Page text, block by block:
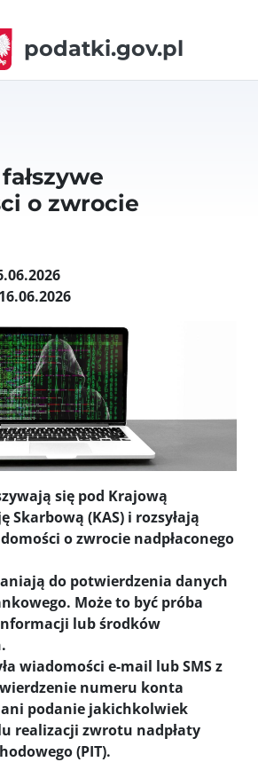
podatki.gov.pl
o zwrocie
16.06.2026
się pod Krajową
Skarbową (KAS) i rozsyłają
o zwrocie nadpłaconego
do potwierdzenia danych
Może to być próba
lub środków
wiadomości e-mail lub SMS z
numeru konta
podanie jakichkolwiek
realizacji zwrotu nadpłaty
(PIT).